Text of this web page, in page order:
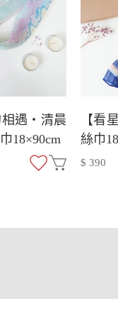
遇・清晨
18×90cm
【看
絲巾
物
$ 390